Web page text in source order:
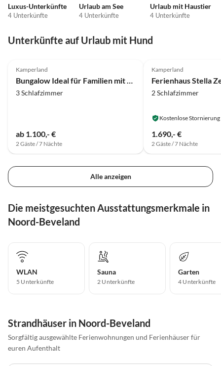
Luxus-Unterkünfte
4 Unterkünfte
Urlaub am See
4 Unterkünfte
Urlaub mit Haustier
4 Unterkünfte
Unterkünfte auf Urlaub mit Hund
Kamperland
3 Schlafzimmer
ab 1.100,- €
2 Gäste / 7 Nächte
Kamperland
2 Schlafzimmer
Kostenlose Stornierung
1.690,- €
2 Gäste / 7 Nächte
Alle anzeigen
Die meistgesuchten Ausstattungsmerkmale in
Noord-Beveland
WLAN
5 Unterkünfte
Sauna
2 Unterkünfte
Garten
4 Unterkünfte
Strandhäuser in Noord-Beveland
Sorgfältig ausgewählte Ferienwohnungen und Ferienhäuser für
euren Aufenthalt